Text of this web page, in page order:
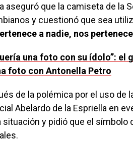
aseguró que la camiseta de la
y cuestionó que sea
a nadie, nos
una foto con su ídolo”: el
foto con Antonella Petro
de la polémica por el uso de
Abelardo de la Espriella en
situación y pidió que el símbolo